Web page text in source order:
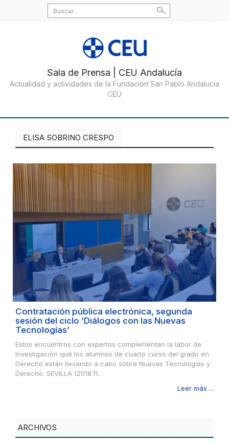
Search
for:
ELISA SOBRINO CRESPO
Contratación pública electrónica, segunda
sesión del ciclo ‘Diálogos con las Nuevas
Tecnologías’
Estos encuentros con expertos complementan la labor de
Investigación que los alumnos de cuarto curso del grado en
Derecho están llevando a cabo sobre Nuevas Tecnologías y
Derecho. SEVILLA (2018.11...
Leer más ...
ARCHIVOS